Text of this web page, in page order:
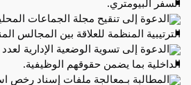
السفر البيومتري.
الدعوة إلى تنقيح مجلة الجماعات
الترتيبية المنظمة للعلاقة بين المجالس
الدعوة إلى تسوية الوضعية الإدارية
الداخلية بما يضمن حقوقهم الوظيفية.
المطالبة بـمعالجة ملفات إسناد رخص